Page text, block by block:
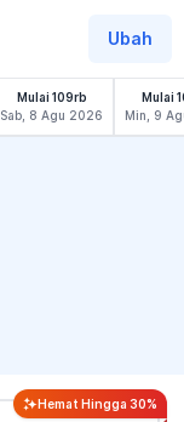
Ubah
Mulai 109rb
Sab, 8 Agu 2026
Mulai
Min, 9
Hemat Hingga 30%